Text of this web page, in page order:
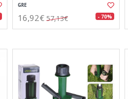
GRE
16,92€ 57,13€ - 70%